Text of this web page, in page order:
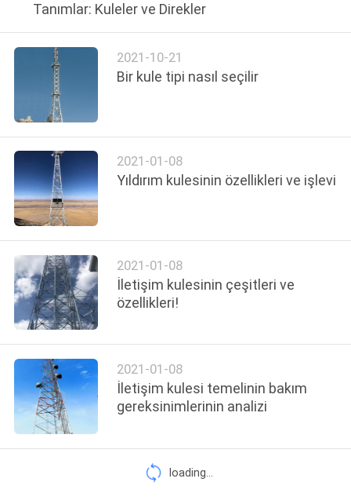
TEKLIF
ISTEĞI
HARITASI
PRIVACY
POLICY
Tanımlar: Kuleler ve Direkler
2021-10-21
Bir kule tipi nasıl seçilir
2021-01-08
Yıldırım kulesinin özellikleri ve işlevi
2021-01-08
İletişim kulesinin çeşitleri ve
özellikleri!
2021-01-08
İletişim kulesi temelinin bakım
gereksinimlerinin analizi
loading...